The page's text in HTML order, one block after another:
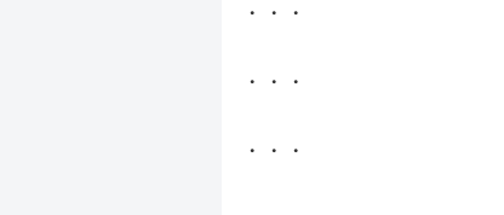
・・・
・・・
・・・